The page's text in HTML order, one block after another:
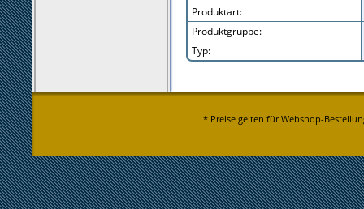
Produktart:
Produktgruppe:
Typ:
* Preise gelten für Webshop-